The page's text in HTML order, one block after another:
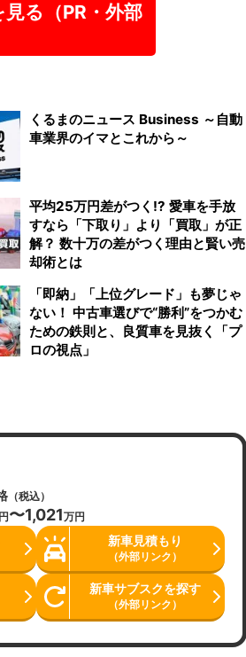
見る（PR・外部
くるまのニュース Business ～自動
車業界のイマとこれから～
平均25万円差がつく!? 愛車を手放
すなら「下取り」より「買取」が正
解？ 数十万の差がつく理由と賢い売
却術とは
「即納」「上位グレード」も夢じゃ
ない！ 中古車選びで“勝利”をつかむ
ための鉄則と、良質車を見抜く「プ
ロの視点」
（税込）
〜1,021万円
新車見積もり
（外部リンク）
新車サブスクを探す
（外部リンク）